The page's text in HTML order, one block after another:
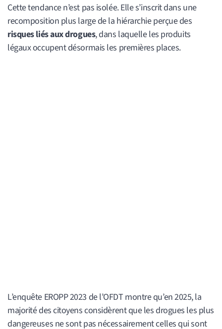
Cette tendance n’est pas isolée. Elle s’inscrit dans une
recomposition plus large de la hiérarchie perçue des
risques liés aux drogues, dans laquelle les produits
légaux occupent désormais les premières places.
L’enquête EROPP 2023 de l’OFDT montre qu’en 2025, la
majorité des citoyens considèrent que les drogues les plus
dangereuses ne sont pas nécessairement celles qui sont